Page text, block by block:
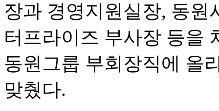
장과 경영지원실장, 동
터프라이즈 부사장 등을
동원그룹 부회장직에 올
맞췄다.